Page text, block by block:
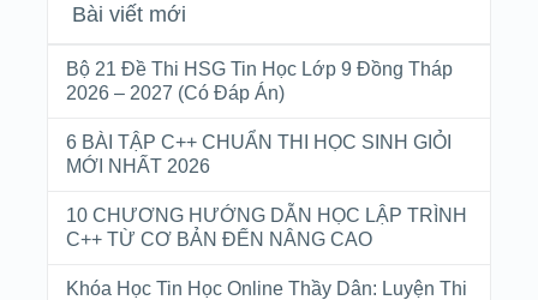
Bài viết mới
Bộ 21 Đề Thi HSG Tin Học Lớp 9 Đồng Tháp
2026 – 2027 (Có Đáp Án)
6 BÀI TẬP C++ CHUẨN THI HỌC SINH GIỎI
MỚI NHẤT 2026
10 CHƯƠNG HƯỚNG DẪN HỌC LẬP TRÌNH
C++ TỪ CƠ BẢN ĐẾN NÂNG CAO
Khóa Học Tin Học Online Thầy Dân: Luyện Thi